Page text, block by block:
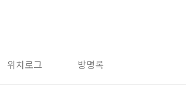
위치로그 방명록